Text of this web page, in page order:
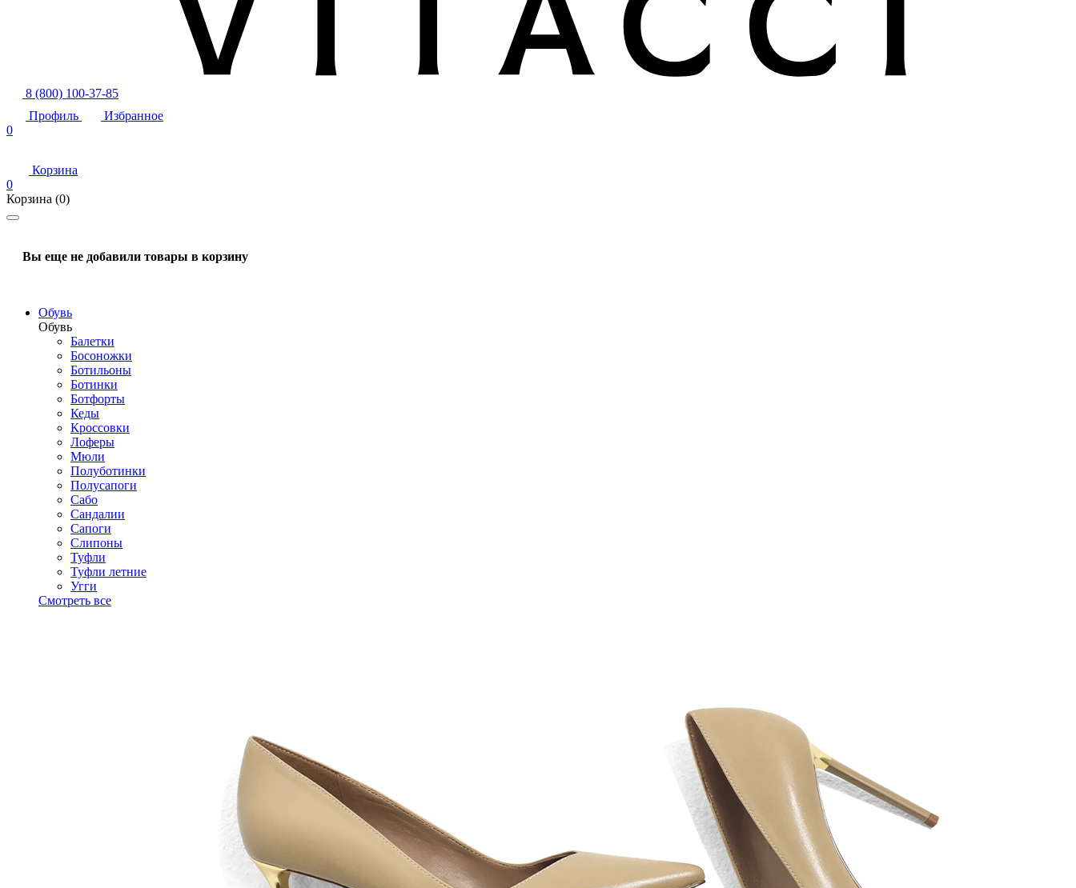
8 (800) 100-37-85
Профиль
Избранное
0
Корзина
0
Корзина (0)
Вы еще не добавили товары в корзину
Обувь
Обувь
Балетки
Босоножки
Ботильоны
Ботинки
Ботфорты
Кеды
Кроссовки
Лоферы
Мюли
Полуботинки
Полусапоги
Сабо
Сандалии
Сапоги
Слипоны
Туфли
Туфли летние
Угги
Смотреть все